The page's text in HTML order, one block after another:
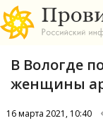
В Вологде
женщины
16 марта 2021, 10:40